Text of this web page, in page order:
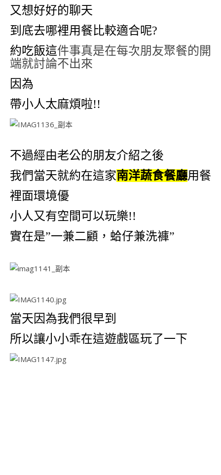
又想好好的聊天
到底去哪裡用餐比較適合呢?
約吃飯這件事真是在每次朋友聚餐的開
端就討論不出來
因為
帶小人太麻煩啦!!
不過經由老公的朋友介紹之後
我們當天就約在這家南洋蔬食餐廳用餐
裡面環境優
小人又有空間可以玩樂!!
實在是”一兼二顧，蛤仔兼洗褲”
當天因為我們很早到
所以讓小小乖在這遊戲區玩了一下